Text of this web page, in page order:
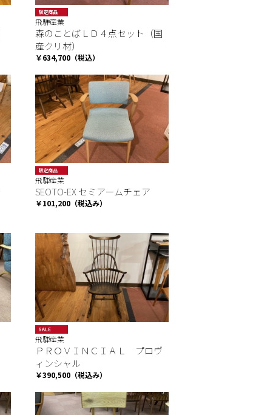
限定商品
飛騨産業
森のことばＬＤ４点セット（国
産クリ材）
￥634,700（税込）
限定商品
SALE
飛騨産業
SEOTO-EX セミアームチェア
￥101,200（税込み）
SALE
飛騨産業
ＰＲＯＶＩＮＣＩＡＬ プロヴ
ィンシャル
￥390,500（税込み）